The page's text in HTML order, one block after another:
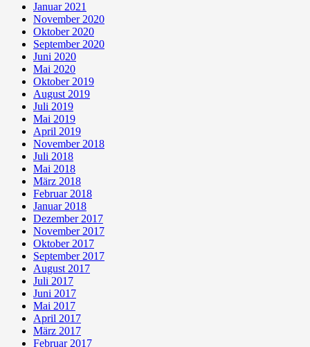
Januar 2021
November 2020
Oktober 2020
September 2020
Juni 2020
Mai 2020
Oktober 2019
August 2019
Juli 2019
Mai 2019
April 2019
November 2018
Juli 2018
Mai 2018
März 2018
Februar 2018
Januar 2018
Dezember 2017
November 2017
Oktober 2017
September 2017
August 2017
Juli 2017
Juni 2017
Mai 2017
April 2017
März 2017
Februar 2017